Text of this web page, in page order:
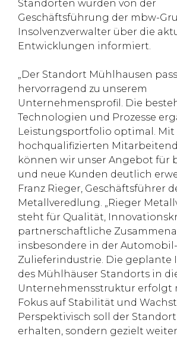
Standorten wurden von der
Geschäftsführung der mbw-
Insolvenzverwalter über die
Entwicklungen informiert.
„Der Standort Mühlhausen
hervorragend zu unserem
Unternehmensprofil. Die
Technologien und Prozesse
Leistungsportfolio optimal. Mit
hochqualifizierten
können wir unser Angebot für
und neue Kunden deutlich
Franz Rieger, Geschäftsführer
Metallveredlung. „Rieger
steht für Qualität,
partnerschaftliche
insbesondere in der
Zulieferindustrie. Die geplante
des Mühlhäuser Standorts in
Unternehmensstruktur erfolgt
Fokus auf Stabilität und
Perspektivisch soll der
erhalten, sondern gezielt